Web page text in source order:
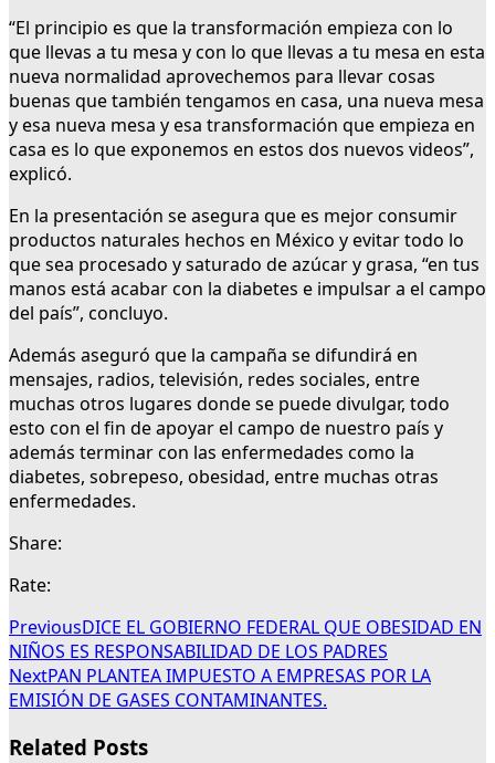
“El principio es que la transformación empieza con lo
que llevas a tu mesa y con lo que llevas a tu mesa en esta
nueva normalidad aprovechemos para llevar cosas
buenas que también tengamos en casa, una nueva mesa
y esa nueva mesa y esa transformación que empieza en
casa es lo que exponemos en estos dos nuevos videos”,
explicó.
En la presentación se asegura que es mejor consumir
productos naturales hechos en México y evitar todo lo
que sea procesado y saturado de azúcar y grasa, “en tus
manos está acabar con la diabetes e impulsar a el campo
del país”, concluyo.
Además aseguró que la campaña se difundirá en
mensajes, radios, televisión, redes sociales, entre
muchas otros lugares donde se puede divulgar, todo
esto con el fin de apoyar el campo de nuestro país y
además terminar con las enfermedades como la
diabetes, sobrepeso, obesidad, entre muchas otras
enfermedades.
Share:
Rate:
PreviousDICE EL GOBIERNO FEDERAL QUE OBESIDAD EN
NIÑOS ES RESPONSABILIDAD DE LOS PADRES
NextPAN PLANTEA IMPUESTO A EMPRESAS POR LA
EMISIÓN DE GASES CONTAMINANTES.
Related Posts